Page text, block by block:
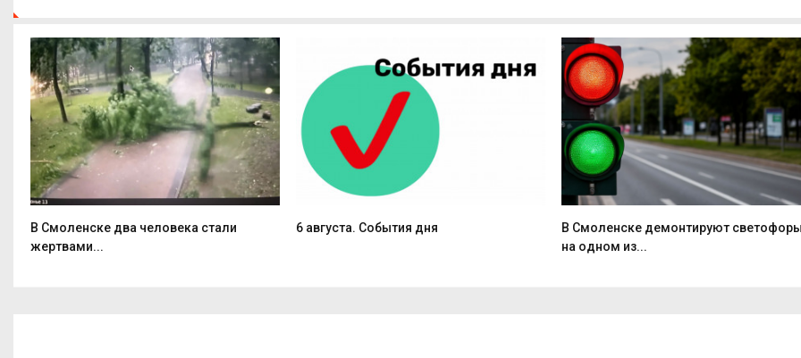
В Смоленске два человека стали
жертвами...
6 августа. События дня
В Смоленске демонтируют светофоры
на одном из...